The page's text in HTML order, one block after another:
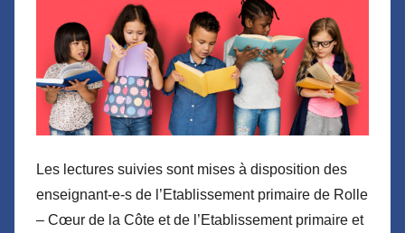
Les lectures suivies sont mises à disposition des
enseignant-e-s de l’Etablissement primaire de Rolle
– Cœur de la Côte et de l’Etablissement primaire et